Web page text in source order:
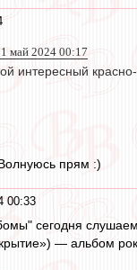
май 2024 00:17
интересный
прям :)
00:33
сегодня слушаем
— альбом